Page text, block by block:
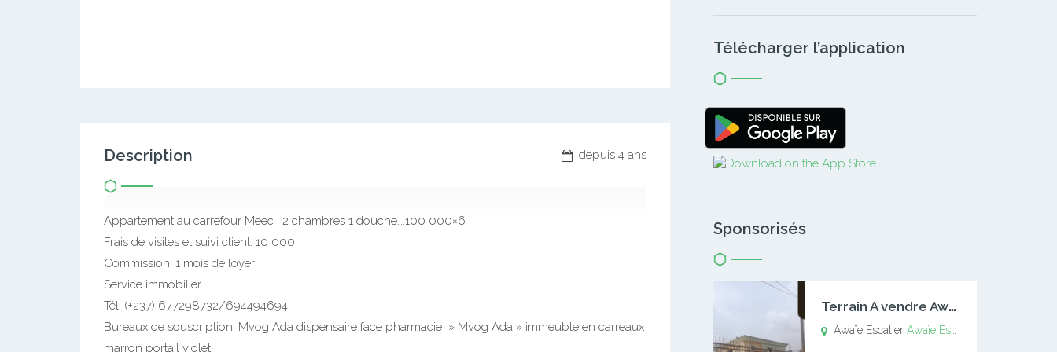
depuis 4 ans
Description
Appartement au carrefour Meec . 2 chambres 1 douche….100 000×6
Frais de visites et suivi client: 10 000.
Commission: 1 mois de loyer
Service immobilier
Tél: (+237) 677298732/694494694
Bureaux de souscription: Mvog Ada dispensaire face pharmacie » Mvog Ada » immeuble en carreaux
marron portail violet
Télécharger l’application
Sponsorisés
T
errain A vendre Awaïe Escalier
Awaïe EscalierAwaïe Escalier